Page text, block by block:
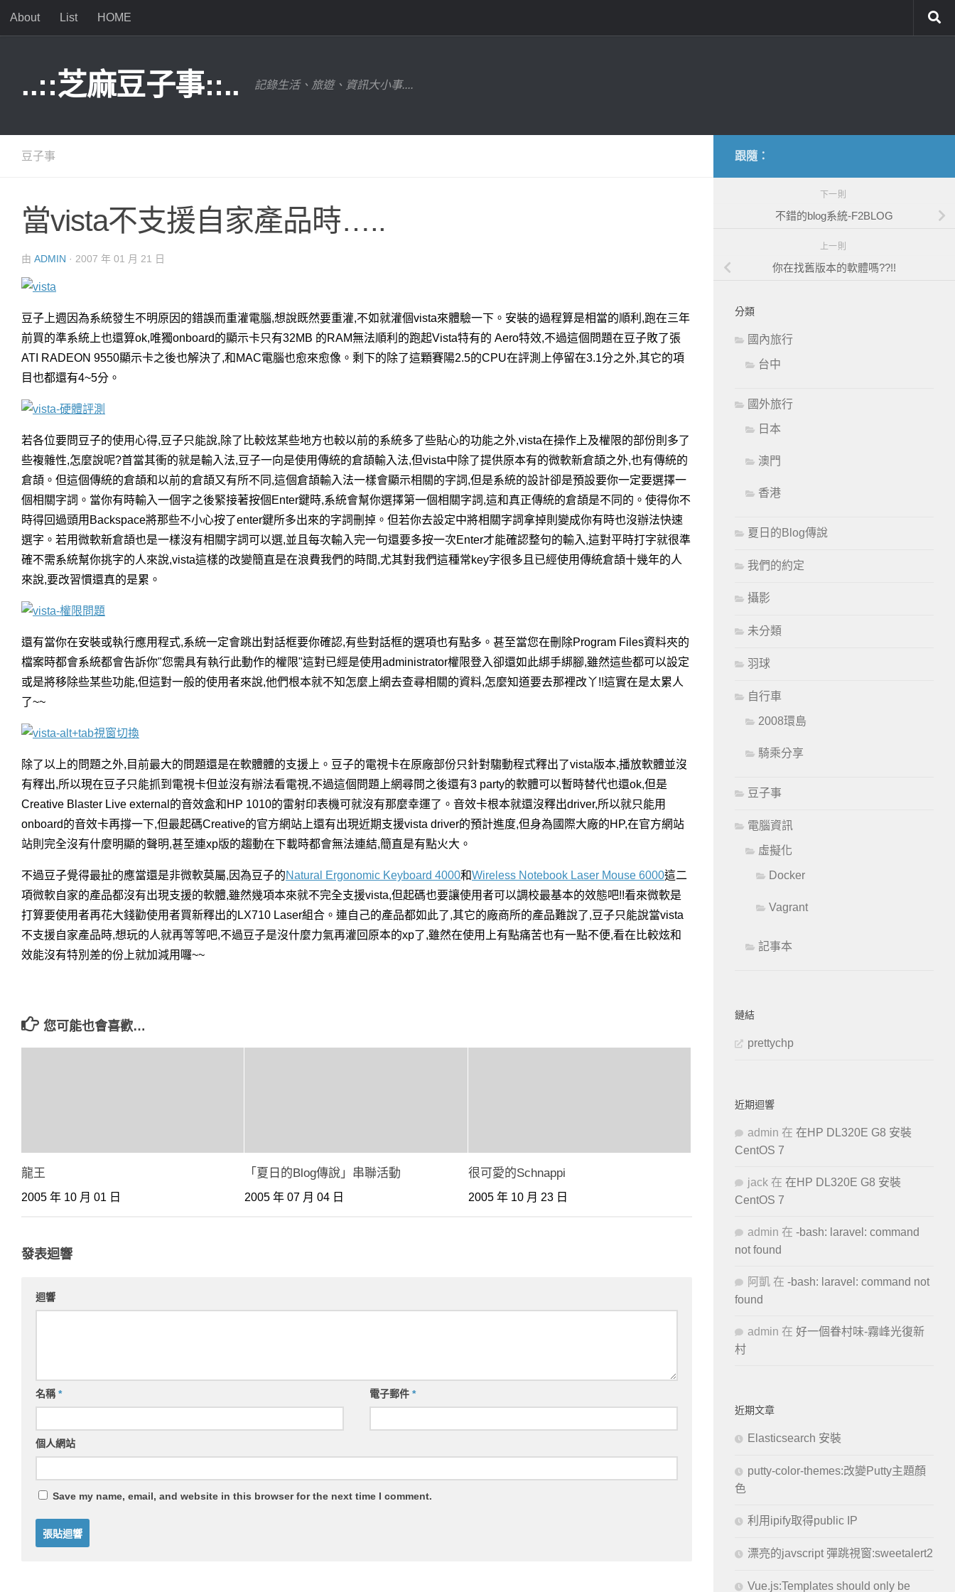
Skip to content
About List HOME
..::芝麻豆子事::.. 記錄生活、旅遊、資訊大小事....
豆子事
當vista不支援自家產品時…..
由 ADMIN · 2007 年 01 月 21 日
豆子上週因為系統發生不明原因的錯誤而重灌電腦,想說既然要重灌,不如就灌個vista來體驗一下。安裝的過程算是相當的順利,跑在三年
前買的準系統上也還算ok,唯獨onboard的顯示卡只有32MB 的RAM無法順利的跑起Vista特有的 Aero特效,不過這個問題在豆子敗了張
ATI RADEON 9550顯示卡之後也解決了,和MAC電腦也愈來愈像。剩下的除了這顆賽陽2.5的CPU在評測上停留在3.1分之外,其它的項
目也都還有4~5分。
若各位要問豆子的使用心得,豆子只能說,除了比較炫某些地方也較以前的系統多了些貼心的功能之外,vista在操作上及權限的部份則多了
些複雜性,怎麼說呢?首當其衝的就是輸入法,豆子一向是使用傳統的倉頡輸入法,但vista中除了提供原本有的微軟新倉頡之外,也有傳統的
倉頡。但這個傳統的倉頡和以前的倉頡又有所不同,這個倉頡輸入法一樣會顯示相關的字詞,但是系統的設計卻是預設要你一定要選擇一
個相關字詞。當你有時輸入一個字之後緊接著按個Enter鍵時,系統會幫你選擇第一個相關字詞,這和真正傳統的倉頡是不同的。使得你不
時得回過頭用Backspace將那些不小心按了enter鍵所多出來的字詞刪掉。但若你去設定中將相關字詞拿掉則變成你有時也沒辦法快速
選字。若用微軟新倉頡也是一樣沒有相關字詞可以選,並且每次輸入完一句還要多按一次Enter才能確認整句的輸入,這對平時打字就很準
確不需系統幫你挑字的人來說,vista這樣的改變簡直是在浪費我們的時間,尤其對我們這種常key字很多且已經使用傳統倉頡十幾年的人
來說,要改習慣還真的是累。
還有當你在安裝或執行應用程式,系統一定會跳出對話框要你確認,有些對話框的選項也有點多。甚至當您在刪除Program Files資料夾的
檔案時都會系統都會告訴你"您需具有執行此動作的權限"這對已經是使用administrator權限登入卻還如此綁手綁腳,雖然這些都可以設定
或是將移除些某些功能,但這對一般的使用者來說,他們根本就不知怎麼上網去查尋相關的資料,怎麼知道要去那裡改丫!!這實在是太累人
了~~
除了以上的問題之外,目前最大的問題還是在軟體體的支援上。豆子的電視卡在原廠部份只針對騶動程式釋出了vista版本,播放軟體並沒
有釋出,所以現在豆子只能抓到電視卡但並沒有辦法看電視,不過這個問題上網尋問之後還有3 party的軟體可以暫時替代也還ok,但是
Creative Blaster Live external的音效盒和HP 1010的雷射印表機可就沒有那麼幸運了。音效卡根本就還沒釋出driver,所以就只能用
onboard的音效卡再撐一下,但最起碼Creative的官方網站上還有出現近期支援vista driver的預計進度,但身為國際大廠的HP,在官方網站
站則完全沒有什麼明顯的聲明,甚至連xp版的趨動在下載時都會無法連結,簡直是有點火大。
不過豆子覺得最扯的應當還是非微軟莫屬,因為豆子的Natural Ergonomic Keyboard 4000和Wireless Notebook Laser Mouse 6000這二
項微軟自家的產品都沒有出現支援的軟體,雖然幾項本來就不完全支援vista,但起碼也要讓使用者可以調校最基本的效態吧!!看來微軟是
打算要使用者再花大錢勸使用者買新釋出的LX710 Laser組合。連自己的產品都如此了,其它的廠商所的產品難說了,豆子只能說當vista
不支援自家產品時,想玩的人就再等等吧,不過豆子是沒什麼力氣再灌回原本的xp了,雖然在使用上有點痛苦也有一點不便,看在比較炫和
效能沒有特別差的份上就加減用囉~~
您可能也會喜歡…
龍王
2005 年 10 月 01 日
「夏日的Blog傳說」串聯活動
2005 年 07 月 04 日
很可愛的Schnappi
2005 年 10 月 23 日
發表迴響
迴響
名稱* 電子郵件*
個人網站
Save my name, email, and website in this browser for the next time I comment.
跟隨：
下一則
不錯的blog系統-F2BLOG
上一則
你在找舊版本的軟體嗎??!!
分類
國內旅行
台中
國外旅行
日本
澳門
香港
夏日的Blog傳說
我們的約定
攝影
未分類
羽球
自行車
2008環島
騎乘分享
豆子事
電腦資訊
虛擬化
Docker
Vagrant
記事本
鏈結
prettychp
近期迴響
admin 在 在HP DL320E G8 安裝
CentOS 7
jack 在 在HP DL320E G8 安裝
CentOS 7
admin 在 -bash: laravel: command
not found
阿凱 在 -bash: laravel: command not
found
admin 在 好一個眷村味-霧峰光復新
村
近期文章
Elasticsearch 安裝
putty-color-themes:改變Putty主題顏
色
利用ipify取得public IP
漂亮的javscript 彈跳視窗:sweetalert2
Vue.js:Templates should only be